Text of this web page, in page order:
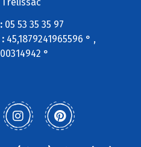
05 53 35 35 97
45,1879241965596 ° ,
°